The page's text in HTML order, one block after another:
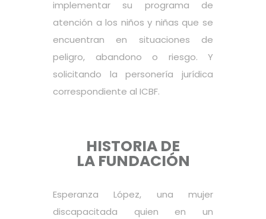
implementar su programa de
atención a los niños y niñas que se
encuentran en situaciones de
peligro, abandono o riesgo. Y
solicitando la personería jurídica
correspondiente al ICBF.
HISTORIA DE
LA FUNDACIÓN
Esperanza López, una mujer
discapacitada quien en un